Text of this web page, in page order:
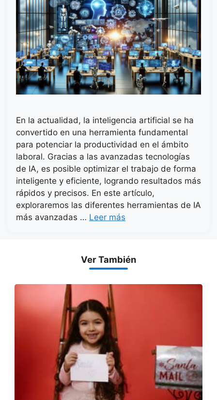
En la actualidad, la inteligencia artificial se ha
convertido en una herramienta fundamental
para potenciar la productividad en el ámbito
laboral. Gracias a las avanzadas tecnologías
de IA, es posible optimizar el trabajo de forma
inteligente y eficiente, logrando resultados más
rápidos y precisos. En este artículo,
exploraremos las diferentes herramientas de IA
más avanzadas … Leer más
Ver También